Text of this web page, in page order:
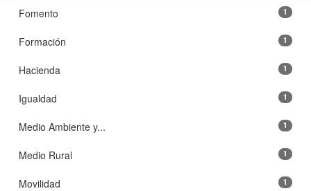
Fomento 1
Formación 1
Hacienda 1
Igualdad 1
Medio Ambiente y... 1
Medio Rural 1
Movilidad 1